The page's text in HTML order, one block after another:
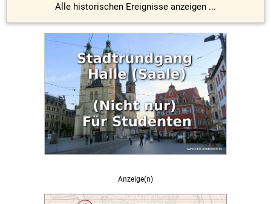
Alle historischen Ereignisse anzeigen ...
Anzeige(n)